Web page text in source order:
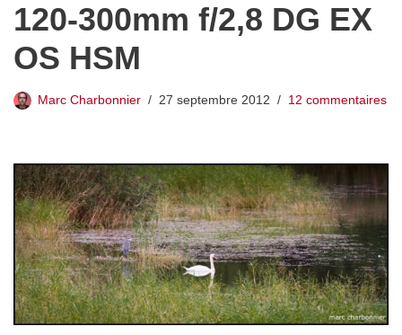
120-300mm f/2,8 DG EX
OS HSM
Marc Charbonnier 27 septembre 2012 12 commentaires